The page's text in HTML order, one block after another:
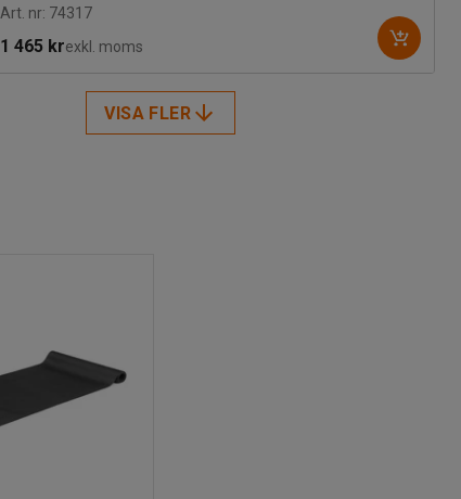
Art. nr: 74317
1 465 krexkl. moms
VISA FLER